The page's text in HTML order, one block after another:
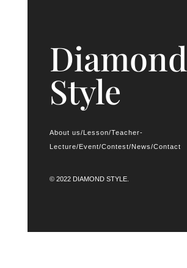
Diamond
Style
About us/Lesson/Teacher-
Lecture/Event/Contest/News/Contact
© 2022 DIAMOND STYLE.